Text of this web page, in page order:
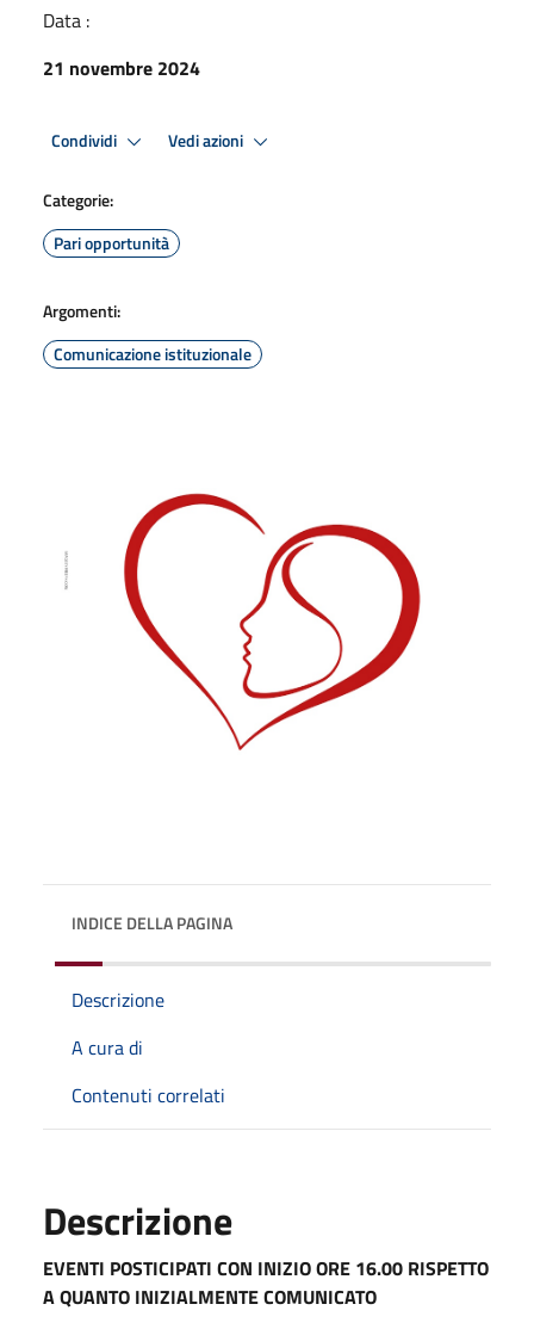
Data :
21 novembre 2024
Condividi Vedi azioni
Categorie:
Pari opportunità
Argomenti:
Comunicazione istituzionale
INDICE DELLA PAGINA
Descrizione
A cura di
Contenuti correlati
Descrizione
EVENTI POSTICIPATI CON INIZIO ORE 16.00 RISPETTO
A QUANTO INIZIALMENTE COMUNICATO